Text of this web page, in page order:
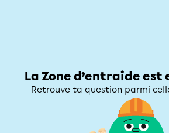
La Zone d’entraide
Retrouve ta question parmi